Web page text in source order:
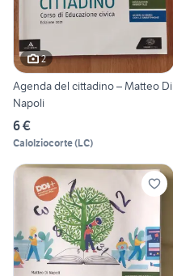
2
Agenda del cittadino – Matteo Di
Napoli
6 €
Calolziocorte(LC)